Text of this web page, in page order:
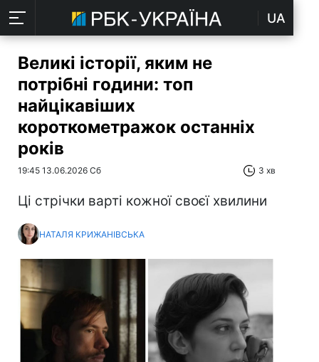
UA
Великі історії, яким не
потрібні години: топ
найцікавіших
короткометражок останніх
років
19:45 13.06.2026 Сб 3 хв
Ці стрічки варті кожної своєї хвилини
НАТАЛЯ КРИЖАНІВСЬКА